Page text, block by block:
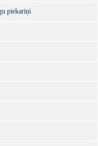
piekariņi